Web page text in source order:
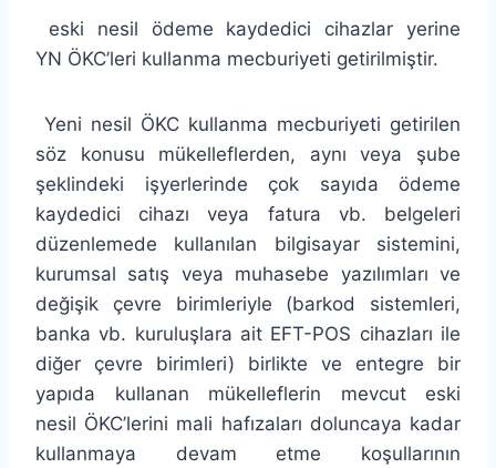
eski nesil ödeme kaydedici cihazlar yerine
YN ÖKC’leri kullanma mecburiyeti getirilmiştir.
Yeni nesil ÖKC kullanma mecburiyeti getirilen
söz konusu mükelleflerden, aynı veya şube
şeklindeki işyerlerinde çok sayıda ödeme
kaydedici cihazı veya fatura vb. belgeleri
düzenlemede kullanılan bilgisayar sistemini,
kurumsal satış veya muhasebe yazılımları ve
değişik çevre birimleriyle (barkod sistemleri,
banka vb. kuruluşlara ait EFT-POS cihazları ile
diğer çevre birimleri) birlikte ve entegre bir
yapıda kullanan mükelleflerin mevcut eski
nesil ÖKC’lerini mali hafızaları doluncaya kadar
kullanmaya devam etme koşullarının